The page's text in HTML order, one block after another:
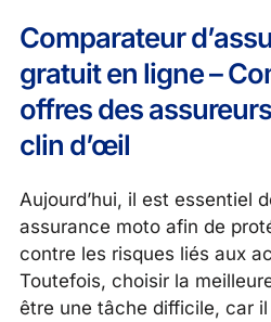
Comparateur
gratuit en ligne –
offres des
clin d’œil
Aujourd’hui, il est essentiel
assurance moto afin de
contre les risques liés aux
Toutefois, choisir la
être une tâche difficile, car